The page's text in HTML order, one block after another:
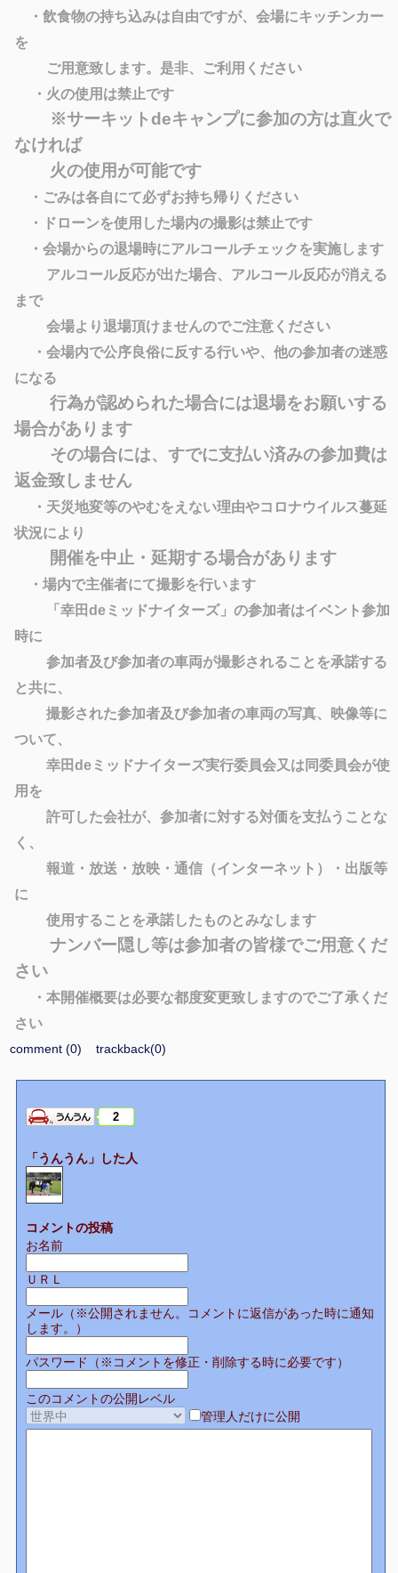
・飲食物の持ち込みは自由ですが、会場にキッチンカー
を
ご用意致します。是非、ご利用ください
・火の使用は禁止です
※サーキットdeキャンプに参加の方は直火で
なければ
火の使用が可能です
・ごみは各自にて必ずお持ち帰りください
・ドローンを使用した場内の撮影は禁止です
・会場からの退場時にアルコールチェックを実施します
アルコール反応が出た場合、アルコール反応が消える
まで
会場より退場頂けませんのでご注意ください
・会場内で公序良俗に反する行いや、他の参加者の迷惑
になる
行為が認められた場合には退場をお願いする
場合があります
その場合には、すでに支払い済みの参加費は
返金致しません
・天災地変等のやむをえない理由やコロナウイルス蔓延
状況により
開催を中止・延期する場合があります
・場内で主催者にて撮影を行います
「幸田deミッドナイターズ」の参加者はイベント参加
時に
参加者及び参加者の車両が撮影されることを承諾する
と共に、
撮影された参加者及び参加者の車両の写真、映像等に
ついて、
幸田deミッドナイターズ実行委員会又は同委員会が使
用を
許可した会社が、参加者に対する対価を支払うことな
く、
報道・放送・放映・通信（インターネット）・出版等
に
使用することを承諾したものとみなします
ナンバー隠し等は参加者の皆様でご用意くだ
さい
・本開催概要は必要な都度変更致しますのでご了承くだ
さい
comment (0) trackback(0)
2
「うんうん」した人
コメントの投稿
お名前
ＵＲＬ
メール（※公開されません。コメントに返信があった時に通知
します。）
パスワード（※コメントを修正・削除する時に必要です）
このコメントの公開レベル
管理人だけに公開